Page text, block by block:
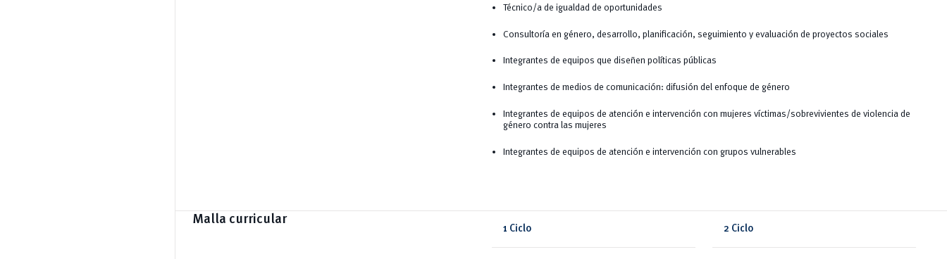
Técnico/a de igualdad de oportunidades
Consultoría en género, desarrollo, planificación, seguimiento y evaluación de proyectos sociales
Integrantes de equipos que diseñen políticas públicas
Integrantes de medios de comunicación: difusión del enfoque de género
Integrantes de equipos de atención e intervención con mujeres víctimas/sobrevivientes de violencia de
género contra las mujeres
Integrantes de equipos de atención e intervención con grupos vulnerables
Malla curricular
1 Ciclo 2 Ciclo